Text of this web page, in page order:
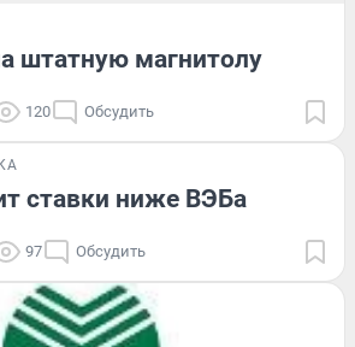
штатную магнитолу
120 Обсудить
ставки ниже ВЭБа
97 Обсудить